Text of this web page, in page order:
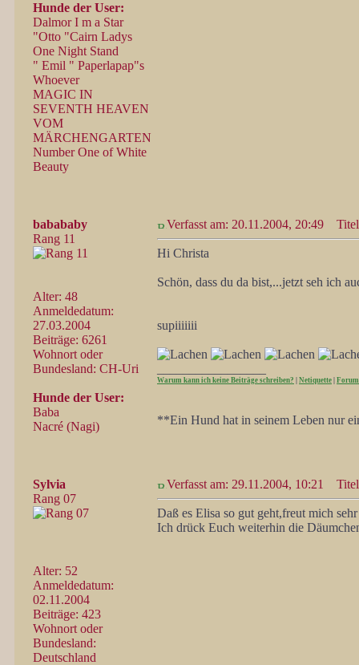
Hunde der User:
Dalmor I m a Star
"Otto "Cairn Ladys
One Night Stand
" Emil " Paperlapap"s
Whoever
MAGIC IN
SEVENTH HEAVEN
VOM
MÄRCHENGARTEN
Number One of White
Beauty
babababy
Rang 11
Alter: 48
Anmeldedatum:
27.03.2004
Beiträge: 6261
Wohnort oder
Bundesland: CH-Uri
Hunde der User:
Baba
Nacré (Nagi)
Verfasst am: 20.11.2004, 20:49
Hi Christa
Schön, dass du da bist,...jetzt seh ich
supiiiiiii
Warum kann ich keine Beiträge schreiben? Netiquette
**Ein Hund hat in seinem Leben nur
Sylvia
Rang 07
Alter: 52
Anmeldedatum:
02.11.2004
Beiträge: 423
Wohnort oder
Bundesland:
Deutschland
Verfasst am: 29.11.2004, 10:21
Daß es Elisa so gut geht,freut mich
Ich drück Euch weiterhin die